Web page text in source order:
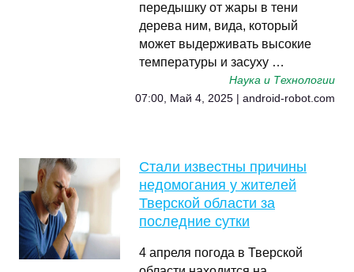
передышку от жары в тени
дерева ним, вида, который
может выдерживать высокие
температуры и засуху …
Наука и Технологии
07:00, Май 4, 2025 | android-robot.com
Стали известны причины
недомогания у жителей
Тверской области за
последние сутки
4 апреля погода в Тверской